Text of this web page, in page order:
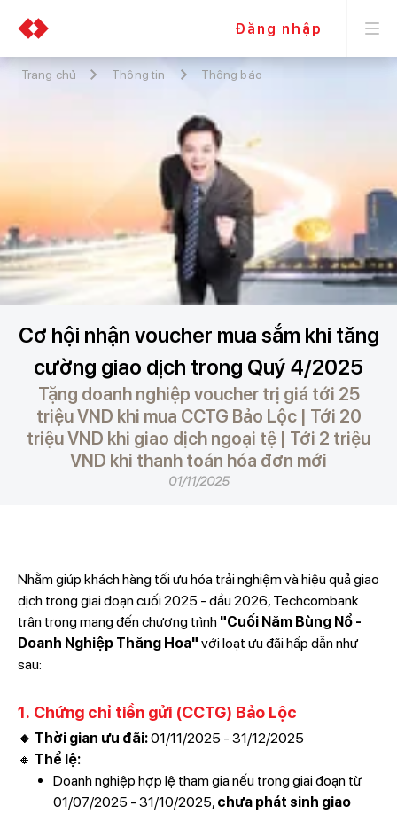
Đăng nhập
Trang chủ Thông tin Thông báo
Cơ hội nhận voucher mua sắm khi tăng
cường giao dịch trong Quý 4/2025
Tặng doanh nghiệp voucher trị giá tới 25
triệu VND khi mua CCTG Bảo Lộc | Tới 20
triệu VND khi giao dịch ngoại tệ | Tới 2 triệu
VND khi thanh toán hóa đơn mới
01/11/2025
Nhằm giúp khách hàng tối ưu hóa trải nghiệm và hiệu quả giao
dịch trong giai đoạn cuối 2025 - đầu 2026, Techcombank
trân trọng mang đến chương trình "Cuối Năm Bùng Nổ -
Doanh Nghiệp Thăng Hoa" với loạt ưu đãi hấp dẫn như
sau:
1. Chứng chỉ tiền gửi (CCTG) Bảo Lộc
🔸 Thời gian ưu đãi:01/11/2025 - 31/12/2025
🔸 Thể lệ:
Doanh nghiệp hợp lệ tham gia nếu trong giai đoạn từ
01/07/2025 - 31/10/2025, chưa phát sinh giao